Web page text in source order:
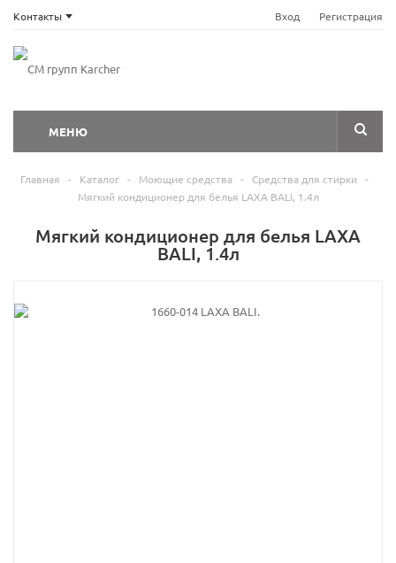
Контакты Вход Регистрация
МЕНЮ
Главная - Каталог - Моющие средства - Средства для стирки
-
Мягкий кондиционер для белья LAXA BALI, 1.4л
Мягкий кондиционер для белья LAXA
BALI, 1.4л